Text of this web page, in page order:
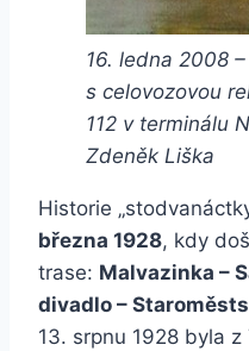
16. ledna 2008
s celovozovou
112 v terminálu
Zdeněk Liška
Historie
března 1928, kdy
trase: Malvazinka –
divadlo –
13. srpnu 1928 byla z